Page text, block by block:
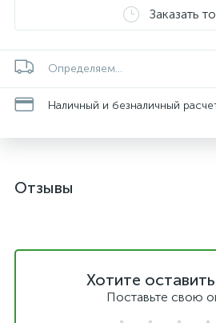
Заказать
Определяем...
Наличный и безналичный
Отзывы
Хотите
Поставьте свою